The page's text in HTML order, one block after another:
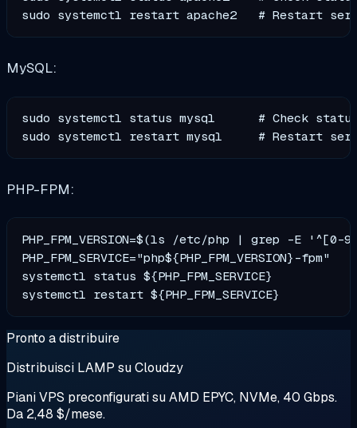
MySQL:
sudo systemctl status mysql      # Check
PHP-FPM:
PHP_FPM_VERSION=$(ls /etc/php | grep -E
PHP_FPM_SERVICE="php${PHP_FPM_VERSION}-fpm"
systemctl status ${PHP_FPM_SERVICE}
Pronto a distribuire
Distribuisci LAMP su Cloudzy
Piani VPS preconfigurati su AMD EPYC, NVMe, 40 Gbps.
Da 2,48 $/mese.